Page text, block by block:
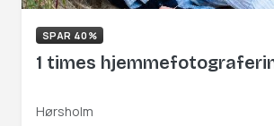
SPAR 40%
1 times
Hørsholm